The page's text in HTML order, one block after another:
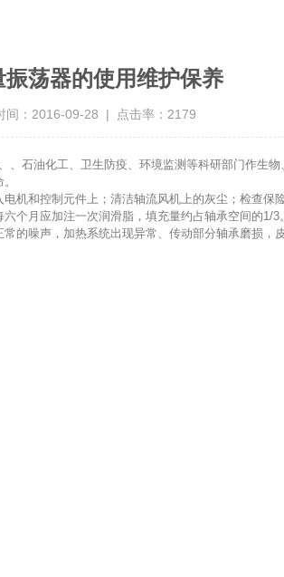
振荡器的使用维护保养
间：2016-09-28 | 点击率：2179
石油化工、卫生防疫、环境监测等科研部门作生
和控制元件上；清洁轴流风机上的灰尘；检查保险
月应加注一次润滑脂，填充量约占轴承空间的1/3。
噪声，加热系统出现异常、传动部分轴承磨损